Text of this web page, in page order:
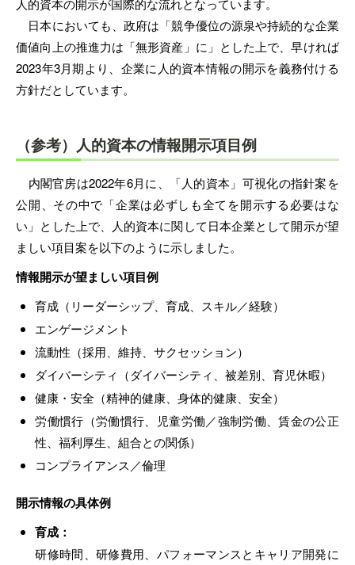
日本においても、政府は「競争優位の源泉や持続的な企業
価値向上の推進力は「無形資産」に」とした上で、早ければ
2023年3月期より、企業に人的資本情報の開示を義務付ける
方針だとしています。
（参考）人的資本の情報開示項目例
内閣官房は2022年6月に、「人的資本」可視化の指針案を
公開、その中で「企業は必ずしも全てを開示する必要はな
い」とした上で、人的資本に関して日本企業として開示が望
ましい項目案を以下のように示しました。
情報開示が望ましい項目例
育成（リーダーシップ、育成、スキル／経験）
エンゲージメント
流動性（採用、維持、サクセッション）
ダイバーシティ（ダイバーシティ、被差別、育児休暇）
健康・安全（精神的健康、身体的健康、安全）
労働慣行（労働慣行、児童労働／強制労働、賃金の公正
性、福利厚生、組合との関係）
コンプライアンス／倫理
開示情報の具体例
育成：
研修時間、研修費用、パフォーマンスとキャリア開発に